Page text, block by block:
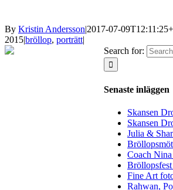
By Kristin Andersson|2017-07-
2015|bröllop, porträtt|
Search for:
Senaste inläggen
Skansen
Skansen
Julia &
Coach
Fine Art
Rahwan,